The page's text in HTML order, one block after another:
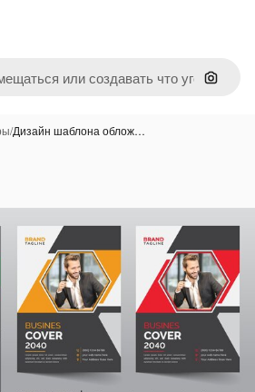
Поиск
/Дизайн шаблона облож…